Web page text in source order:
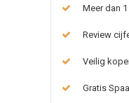
Meer dan
Review
Veilig
Gratis